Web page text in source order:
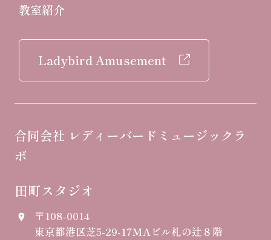
教室紹介
Ladybird Amusement
合同会社 レディーバードミュージックラ
ボ
田町スタジオ
place
〒108-0014
東京都港区芝5-29-17MAビル札の辻８階